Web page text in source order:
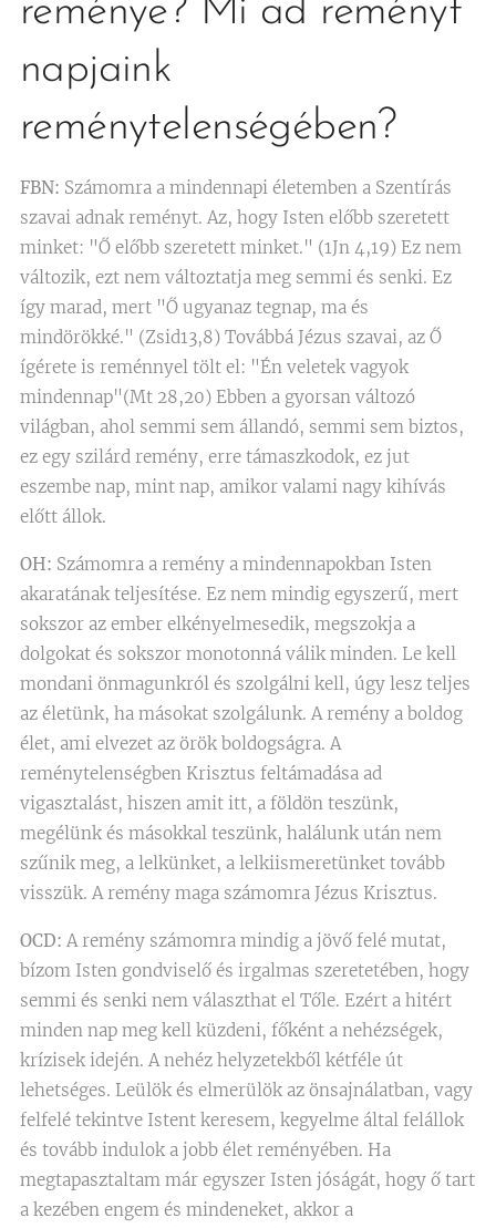
reménye? Mi ad reményt
napjaink
reménytelenségében?
FBN: Számomra a mindennapi életemben a Szentírás
szavai adnak reményt. Az, hogy Isten előbb szeretett
minket: "Ő előbb szeretett minket." (1Jn 4,19) Ez nem
változik, ezt nem változtatja meg semmi és senki. Ez
így marad, mert "Ő ugyanaz tegnap, ma és
mindörökké." (Zsid13,8) Továbbá Jézus szavai, az Ő
ígérete is reménnyel tölt el: "Én veletek vagyok
mindennap"(Mt 28,20) Ebben a gyorsan változó
világban, ahol semmi sem állandó, semmi sem biztos,
ez egy szilárd remény, erre támaszkodok, ez jut
eszembe nap, mint nap, amikor valami nagy kihívás
előtt állok.
OH: Számomra a remény a mindennapokban Isten
akaratának teljesítése. Ez nem mindig egyszerű, mert
sokszor az ember elkényelmesedik, megszokja a
dolgokat és sokszor monotonná válik minden. Le kell
mondani önmagunkról és szolgálni kell, úgy lesz teljes
az életünk, ha másokat szolgálunk. A remény a boldog
élet, ami elvezet az örök boldogságra. A
reménytelenségben Krisztus feltámadása ad
vigasztalást, hiszen amit itt, a földön teszünk,
megélünk és másokkal teszünk, halálunk után nem
szűnik meg, a lelkünket, a lelkiismeretünket tovább
visszük. A remény maga számomra Jézus Krisztus.
OCD: A remény számomra mindig a jövő felé mutat,
bízom Isten gondviselő és irgalmas szeretetében, hogy
semmi és senki nem választhat el Tőle. Ezért a hitért
minden nap meg kell küzdeni, főként a nehézségek,
krízisek idején. A nehéz helyzetekből kétféle út
lehetséges. Leülök és elmerülök az önsajnálatban, vagy
felfelé tekintve Istent keresem, kegyelme által felállok
és tovább indulok a jobb élet reményében. Ha
megtapasztaltam már egyszer Isten jóságát, hogy ő tart
a kezében engem és mindeneket, akkor a